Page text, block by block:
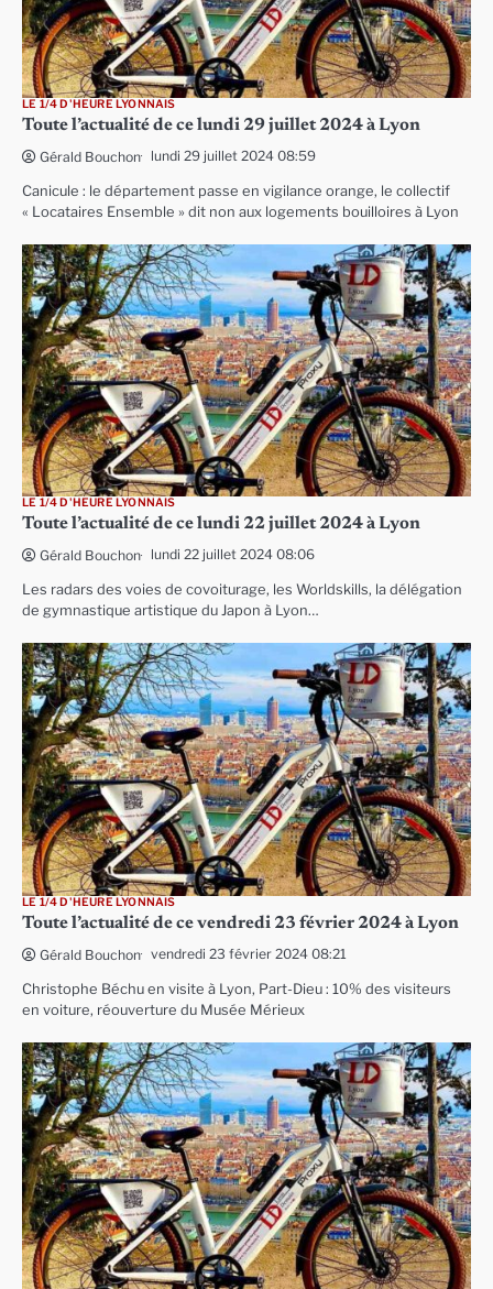
LE 1/4 D'HEURE LYONNAIS
Toute l’actualité de ce lundi 29 juillet 2024 à Lyon
Gérald Bouchon lundi 29 juillet 2024 08:59
Canicule : le département passe en vigilance orange, le collectif
« Locataires Ensemble » dit non aux logements bouilloires à Lyon
LE 1/4 D'HEURE LYONNAIS
Toute l’actualité de ce lundi 22 juillet 2024 à Lyon
Gérald Bouchon lundi 22 juillet 2024 08:06
Les radars des voies de covoiturage, les Worldskills, la délégation
de gymnastique artistique du Japon à Lyon…
LE 1/4 D'HEURE LYONNAIS
Toute l’actualité de ce vendredi 23 février 2024 à Lyon
Gérald Bouchon vendredi 23 février 2024 08:21
Christophe Béchu en visite à Lyon, Part-Dieu : 10% des visiteurs
en voiture, réouverture du Musée Mérieux